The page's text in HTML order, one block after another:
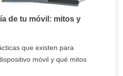
de tu móvil: mitos y
que existen para
móvil y qué mitos